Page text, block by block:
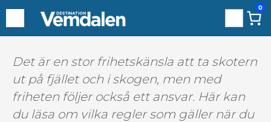
till
innehåll
0
Det är en stor frihetskänsla att ta skotern
ut på fjället och i skogen, men med
friheten följer också ett ansvar. Här kan
du läsa om vilka regler som gäller när du